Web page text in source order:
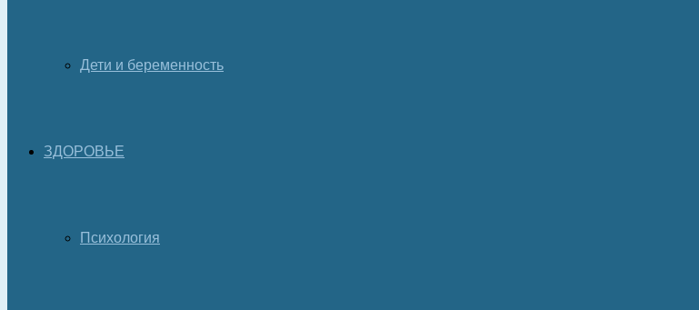
Дети и беременность
ЗДОРОВЬЕ
Психология